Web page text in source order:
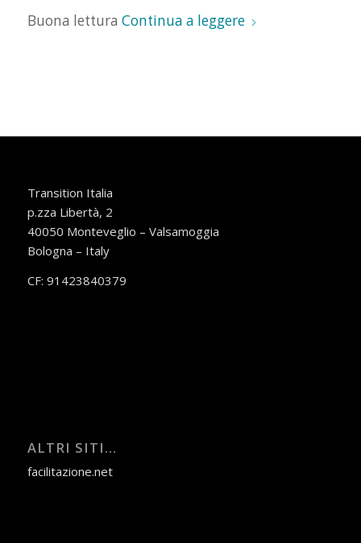
Buona lettura Continua a leggere
Transition Italia
p.zza Libertà, 2
40050 Monteveglio – Valsamoggia
Bologna – Italy
CF: 91423840379
ALTRI SITI…
facilitazione.net